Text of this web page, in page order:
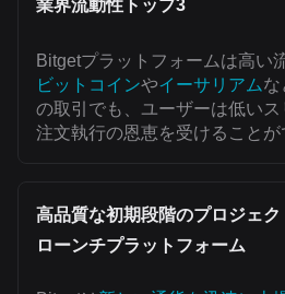
業界流動性トップ3
Bitgetプラットフォームは高い
ビットコインやイーサリアムな
の取引でも、ユーザーは低い
注文執行の恩恵を受けることが
高品質な初期段階のプロジェ
ローンチプラットフォーム